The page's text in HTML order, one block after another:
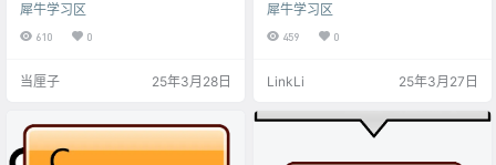
Revolve、分割Split、重建Rebuil
d、打开控制点F10、偏移曲面Offse
ep2、镜像Mirror、组合Join、加盖
犀牛学习区
610 0
当厘子 25年3月28日
玩家通过点击匹配英文命令与对应
中文解释，完成消除挑战。游戏将
合设计师、学生或犀牛新手快速熟
馈，助你在娱乐中轻松掌握专业术
犀牛学习区
459 0
LinkLi 25年3月27日